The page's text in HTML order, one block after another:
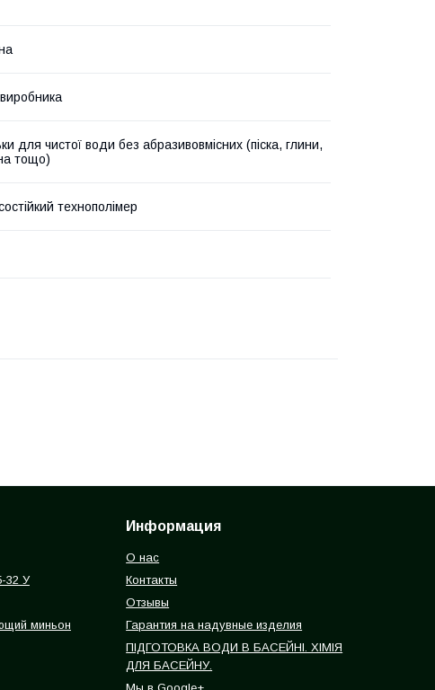
для чистої води без абразивовмісних (піска, глини,
тощо)
технополімер
32 У
миньон
Информация
О нас
Контакты
Отзывы
Гарантия на надувные изделия
ПІДГОТОВКА ВОДИ В БАСЕЙНІ. ХІМІЯ
ДЛЯ БАСЕЙНУ.